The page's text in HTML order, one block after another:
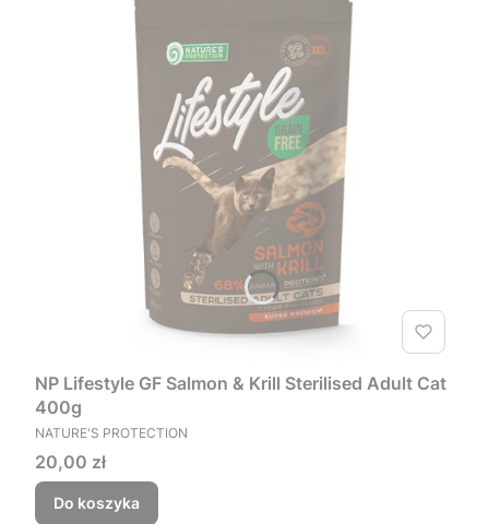
NP Lifestyle GF Salmon & Krill Sterilised Adult Cat
400g
PRODUCENT
NATURE'S PROTECTION
Cena
20,00 zł
Do koszyka